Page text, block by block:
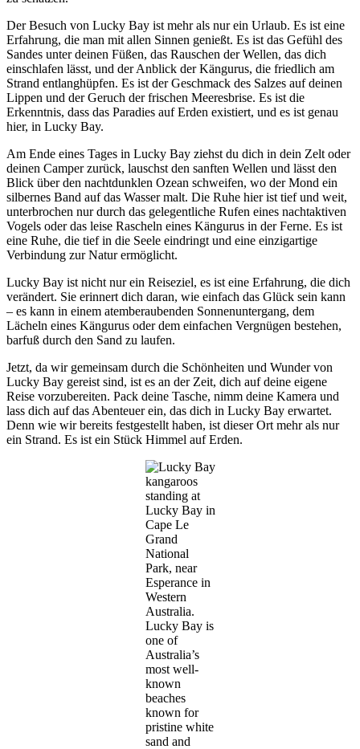
Der Besuch von Lucky Bay ist mehr als nur ein Urlaub. Es ist eine
Erfahrung, die man mit allen Sinnen genießt. Es ist das Gefühl des
Sandes unter deinen Füßen, das Rauschen der Wellen, das dich
einschlafen lässt, und der Anblick der Kängurus, die friedlich am
Strand entlanghüpfen. Es ist der Geschmack des Salzes auf deinen
Lippen und der Geruch der frischen Meeresbrise. Es ist die
Erkenntnis, dass das Paradies auf Erden existiert, und es ist genau
hier, in Lucky Bay.
Am Ende eines Tages in Lucky Bay ziehst du dich in dein Zelt oder
deinen Camper zurück, lauschst den sanften Wellen und lässt den
Blick über den nachtdunklen Ozean schweifen, wo der Mond ein
silbernes Band auf das Wasser malt. Die Ruhe hier ist tief und weit,
unterbrochen nur durch das gelegentliche Rufen eines nachtaktiven
Vogels oder das leise Rascheln eines Kängurus in der Ferne. Es ist
eine Ruhe, die tief in die Seele eindringt und eine einzigartige
Verbindung zur Natur ermöglicht.
Lucky Bay ist nicht nur ein Reiseziel, es ist eine Erfahrung, die dich
verändert. Sie erinnert dich daran, wie einfach das Glück sein kann
– es kann in einem atemberaubenden Sonnenuntergang, dem
Lächeln eines Kängurus oder dem einfachen Vergnügen bestehen,
barfuß durch den Sand zu laufen.
Jetzt, da wir gemeinsam durch die Schönheiten und Wunder von
Lucky Bay gereist sind, ist es an der Zeit, dich auf deine eigene
Reise vorzubereiten. Pack deine Tasche, nimm deine Kamera und
lass dich auf das Abenteuer ein, das dich in Lucky Bay erwartet.
Denn wie wir bereits festgestellt haben, ist dieser Ort mehr als nur
ein Strand. Es ist ein Stück Himmel auf Erden.
kangaroos
standing at
Lucky Bay in
Cape Le
Grand
National
Park, near
Esperance in
Western
Australia.
Lucky Bay is
one of
Australia’s
most well-
known
beaches
known for
pristine white
sand and